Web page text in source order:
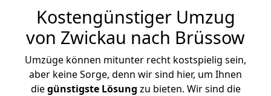
Kostengünstiger Umzug
von Zwickau nach Brüssow
Umzüge können mitunter recht kostspielig sein,
aber keine Sorge, denn wir sind hier, um Ihnen
diegünstigste Lösung zu bieten. Wir sind die